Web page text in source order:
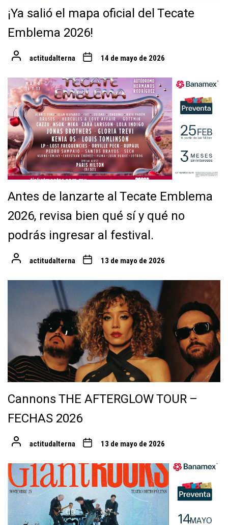
¡Ya salió el mapa oficial del Tecate
Emblema 2026!
actitudalterna 14 de mayo de 2026
Antes de lanzarte al Tecate Emblema
2026, revisa bien qué sí y qué no
podrás ingresar al festival.
actitudalterna 13 de mayo de 2026
Cannons THE AFTERGLOW TOUR –
FECHAS 2026
actitudalterna 13 de mayo de 2026